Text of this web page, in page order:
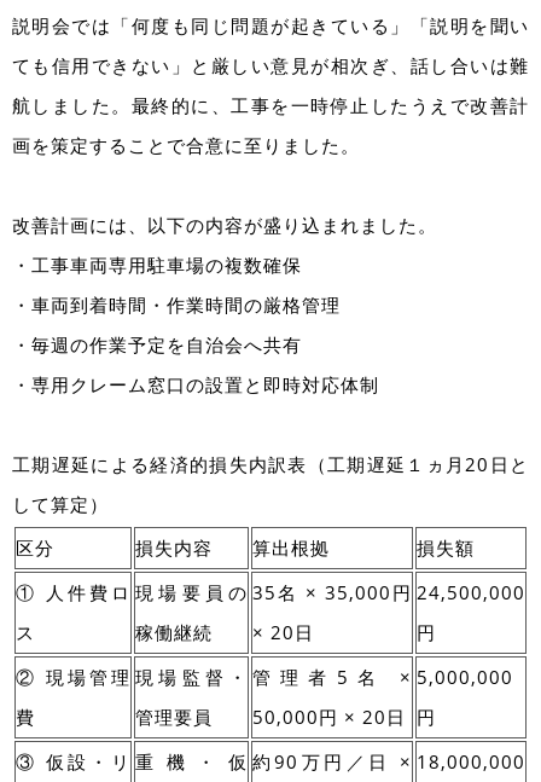
説明会では「何度も同じ問題が起きている」「説明を聞い
ても信用できない」と厳しい意見が相次ぎ、話し合いは難
航しました。最終的に、工事を一時停止したうえで改善計
画を策定することで合意に至りました。
改善計画には、以下の内容が盛り込まれました。
・工事車両専用駐車場の複数確保
・車両到着時間・作業時間の厳格管理
・毎週の作業予定を自治会へ共有
・専用クレーム窓口の設置と即時対応体制
工期遅延による経済的損失内訳表（工期遅延１ヵ月20日と
して算定）
区分
損失内容 算出根拠
損失額
① 人件費ロ
ス
現場要員の
稼働継続
35名 × 35,000円
× 20日
24,500,000
円
② 現場管理
費
現場監督・
管理要員
管理者5名 ×
50,000円 × 20日
5,000,000
円
③ 仮設・リ 重機・仮 約90万円／日 × 18,000,000